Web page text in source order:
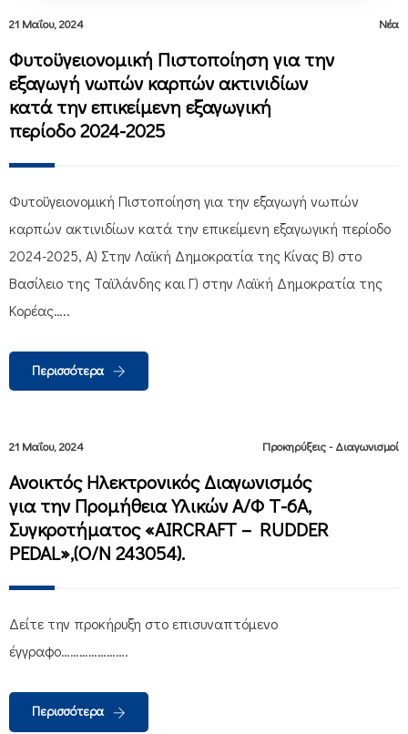
21 Μαΐου, 2024 Νέα
Φυτοϋγειονομική Πιστοποίηση για την
εξαγωγή νωπών καρπών ακτινιδίων
κατά την επικείμενη εξαγωγική
περίοδο 2024-2025
Φυτοϋγειονομική Πιστοποίηση για την εξαγωγή νωπών
καρπών ακτινιδίων κατά την επικείμενη εξαγωγική περίοδο
2024-2025, Α) Στην Λαϊκή Δημοκρατία της Κίνας Β) στο
Βασίλειο της Ταϊλάνδης και Γ) στην Λαϊκή Δημοκρατία της
Κορέας…..
Περισσότερα
21 Μαΐου, 2024 Προκηρύξεις - Διαγωνισμοί
Ανοικτός Ηλεκτρονικός Διαγωνισμός
για την Προμήθεια Yλικών Α/Φ Τ-6Α,
Συγκροτήματος «AIRCRAFT – RUDDER
PEDAL»,(O/N 243054).
Δείτε την προκήρυξη στο επισυναπτόμενο
έγγραφο………………….
Περισσότερα